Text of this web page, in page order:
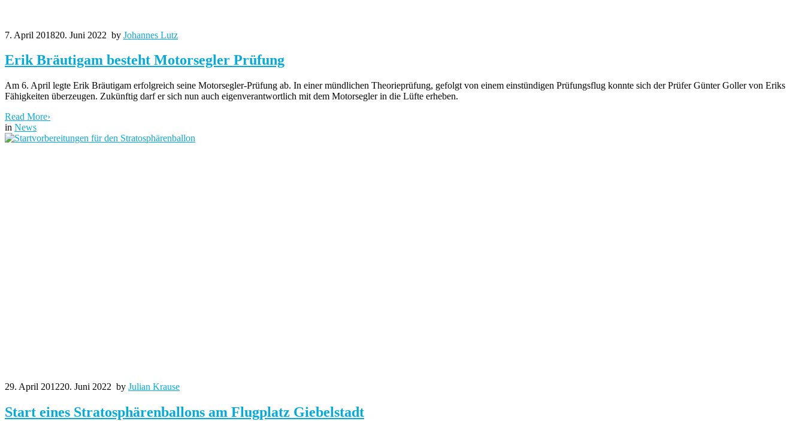
7. April 201820. Juni 2022 by Johannes Lutz
Erik Bräutigam besteht Motorsegler Prüfung
Am 6. April legte Erik Bräutigam erfolgreich seine Motorsegler-Prüfung ab. In einer mündlichen Theorieprüfung, gefolgt von einem einstündigen Prüfungsflug konnte sich der Prüfer Günter Goller von Eriks
Fähigkeiten überzeugen. Zukünftig darf er sich nun auch eigenverantwortlich mit dem Motorsegler in die Lüfte erheben.
Read More›
in News
29. April 201220. Juni 2022 by Julian Krause
Start eines Stratosphärenballons am Flugplatz Giebelstadt